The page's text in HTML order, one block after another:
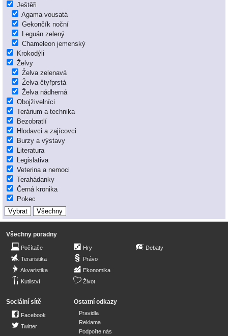
Ještěři
Agama vousatá
Gekončík noční
Leguán zelený
Chameleon jemenský
Krokodýli
Želvy
Želva zelenavá
Želva čtyřprstá
Želva nádherná
Obojživelníci
Terárium a technika
Bezobratlí
Hlodavci a zajícovci
Burzy a výstavy
Literatura
Legislativa
Veterina a nemoci
Terahádanky
Černá kronika
Pokec
Všechny poradny
Počítače
Teraristika
Akvaristika
Kutilství
Hry
Právo
Ekonomika
Život
Debaty
Sociální sítě
Facebook
Twitter
Ostatní odkazy
Pravidla
Reklama
Podpořte nás